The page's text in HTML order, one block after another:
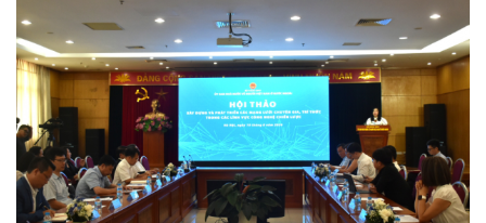
Doanh nghiệp
Thông tin doanh nghiệp
Doanh nghiệp 24h
Công nghệ
Sành điệu
Tin Công nghệ